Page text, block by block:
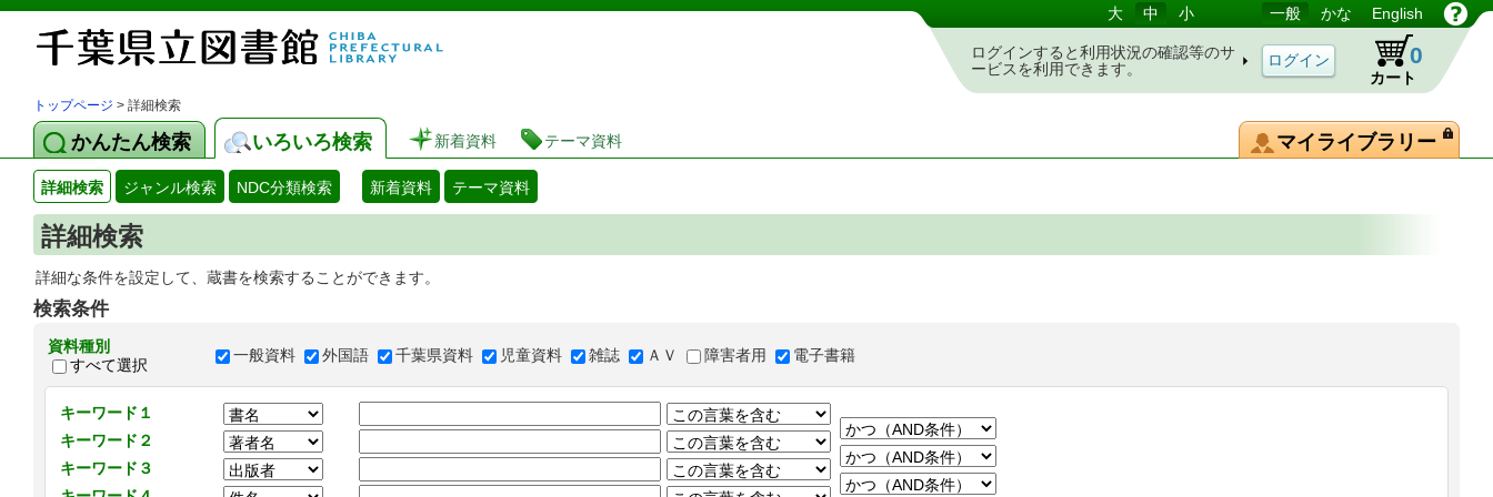
図書館 蔵書検索・予約システム 大 中 小 一般 かな English
ログインすると利用状況の確認等のサ
ービスを利用できます。
カート
0
トップページ > 詳細検索
かんたん検索 いろいろ検索 新着資料 テーマ資料 マイライブラリー
詳細検索 ジャンル検索 NDC分類検索 新着資料 テーマ資料
詳細検索
詳細な条件を設定して、蔵書を検索することができます。
検索条件
資料種別
すべて選択
一般資料 外国語 千葉県資料 児童資料 雑誌 ＡＶ 障害者用 電子書籍
キーワード１
キーワード２
キーワード３